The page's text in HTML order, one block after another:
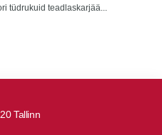
tüdrukuid teadlaskarjää...
Tallinn